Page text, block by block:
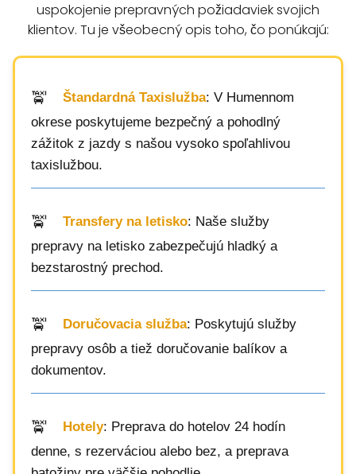
uspokojenie prepravných požiadaviek svojich
klientov. Tu je všeobecný opis toho, čo ponúkajú:
Štandardná Taxislužba: V Humennom
okrese poskytujeme bezpečný a pohodlný
zážitok z jazdy s našou vysoko spoľahlivou
taxislužbou.
Transfery na letisko: Naše služby
prepravy na letisko zabezpečujú hladký a
bezstarostný prechod.
Doručovacia služba: Poskytujú služby
prepravy osôb a tiež doručovanie balíkov a
dokumentov.
Hotely: Preprava do hotelov 24 hodín
denne, s rezerváciou alebo bez, a preprava